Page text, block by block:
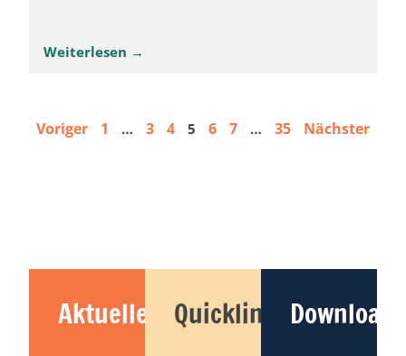
Weiterlesen →
Voriger 1 … 3 4 5 6 7 … 35 Nächster
Aktuelles Quicklinks Downloads